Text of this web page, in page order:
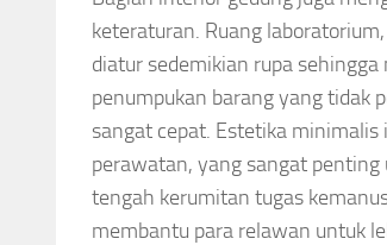
keteraturan. Ruang
diatur sedemikian rupa
penumpukan barang yang tidak
sangat cepat. Estetika
perawatan, yang sangat
tengah kerumitan tugas
membantu para relawan untuk